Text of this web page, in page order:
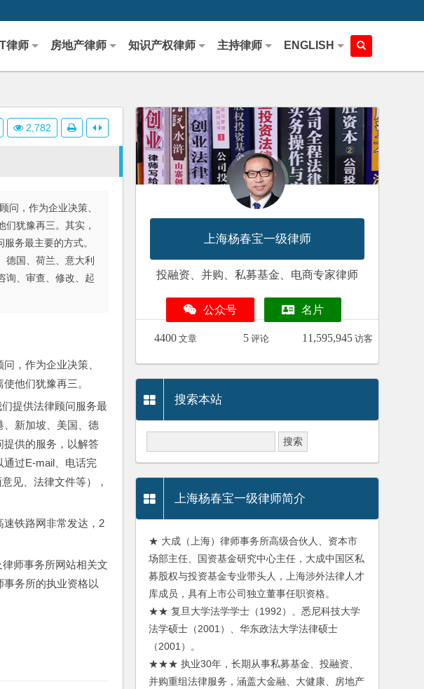
律师 房地产律师 知识产权律师 主持律师 ENGLISH
问，作为企业决策、
犹豫再三。其实，
务最主要的方式。
德国、荷兰、意大利
询、审查、修改、起
，作为企业决策、
他们犹豫再三。
提供法律顾问服务最
、新加坡、美国、德
提供的服务，以解答
通过E-mail、电话完
见、法律文件等），
铁路网非常发达，2
师事务所网站相关文
务所的执业资格以
2,782
上海杨春宝一级律师
投融资、并购、私募基金、电商专家律师
公众号 名片
4400 文章 5 评论 11,595,945 访客
搜索本站
上海杨春宝一级律师简介
★ 大成（上海）律师事务所高级合伙人、资本市
场部主任、国资基金研究中心主任，大成中国区私
募股权与投资基金专业带头人，上海涉外法律人才
库成员，具有上市公司独立董事任职资格。
★★ 复旦大学法学学士（1992）、悉尼科技大学
法学硕士（2001）、华东政法大学法律硕士
（2001）。
★★★ 执业30年，长期从事私募基金、投融资、
并购重组法律服务，涵盖大金融、大健康、房地产